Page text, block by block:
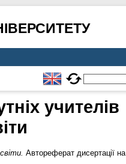
учителів
Автореферат дисертації на